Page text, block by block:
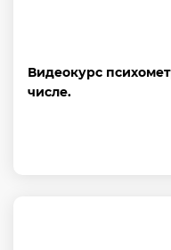
Видеокурс
числе.